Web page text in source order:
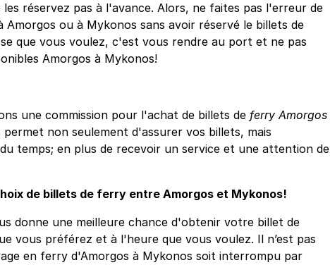
les réservez pas à l'avance. Alors, ne faites pas l'erreur de
ou à Mykonos sans avoir réservé le billets de
que vous voulez, c'est vous rendre au port et ne pas
Amorgos à Mykonos!
une commission pour l'achat de billets de ferry Amorgos
permet non seulement d'assurer vos billets, mais
temps; en plus de recevoir un service et une attention de
de billets de ferry entre Amorgos et Mykonos!
donne une meilleure chance d'obtenir votre billet de
vous préférez et à l'heure que vous voulez. Il n’est pas
en ferry d'Amorgos à Mykonos soit interrompu par